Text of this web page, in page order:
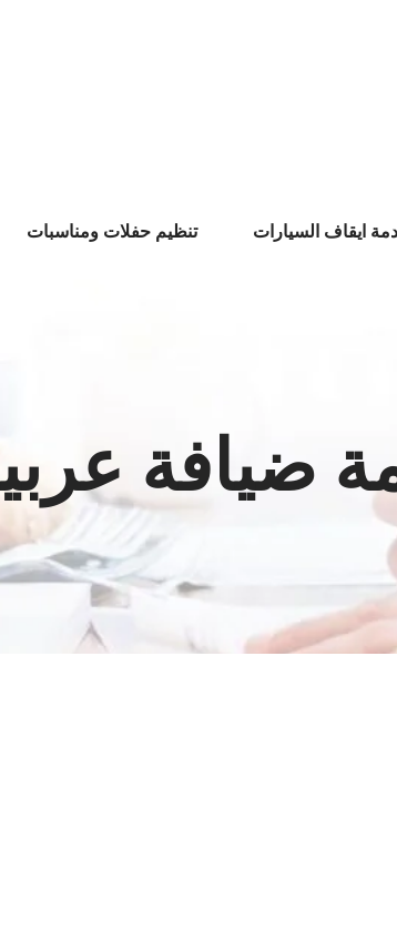
ايقاف السيارات تنظيم حفلات ومناسبات
ضيافة